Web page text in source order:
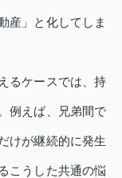
産」と化してしま
るケースでは、持
例えば、兄弟間で
けが継続的に発生
こうした共通の悩